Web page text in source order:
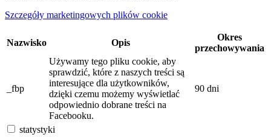
Szczegóły marketingowych plików cookie
Nazwisko Opis
Okres
przechowywania
_fbp
Używamy tego pliku cookie, aby
sprawdzić, które z naszych treści są
interesujące dla użytkowników,
dzięki czemu możemy wyświetlać
odpowiednio dobrane treści na
Facebooku.
90 dni
statystyki